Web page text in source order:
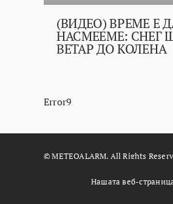
(ВИДЕО) ВРЕМЕ Е
НАСМЕЕМЕ: СНЕГ
ВЕТАР ДО КОЛЕНА
Error9
© METEOALARM. All Rights
Нашата веб-